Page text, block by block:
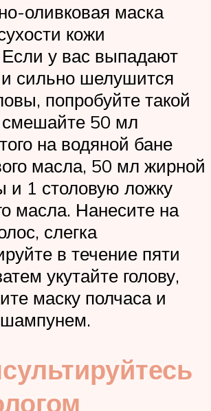
оливковая маска
кожи
Если у вас выпадают
сильно шелушится
попробуйте такой
смешайте 50 мл
на водяной бане
масла, 50 мл жирной
и 1 столовую ложку
масла. Нанесите на
слегка
в течение пяти
укутайте голову,
маску полчаса и